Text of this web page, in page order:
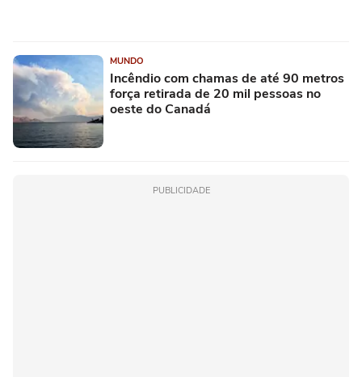
MUNDO
Incêndio com chamas de até 90 metros
força retirada de 20 mil pessoas no
oeste do Canadá
PUBLICIDADE